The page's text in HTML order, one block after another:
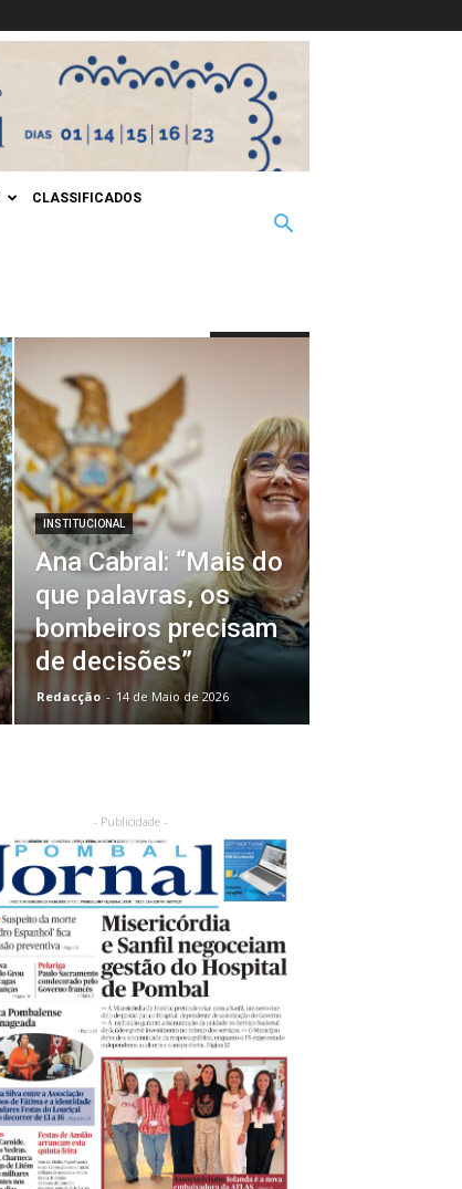
CLASSIFICADOS
INSTITUCIONAL
Ana Cabral: “Mais do
que palavras, os
bombeiros precisam
de decisões”
Redacção - 14 de Maio de 2026
- Publicidade -